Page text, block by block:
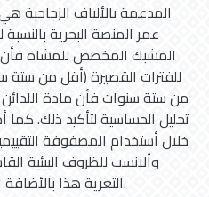
المدعمة بالألياف
عمر المنصة البحرية بالنسبة
المشبك المخصص للمشاة فأن
للفترات القصيرة (أقل من ستة
من ستة سنوات فأن مادة
تحليل الحساسية لتأكيد ذلك.
خلال أستخدام المصفوفة
وألانسب للظروف البيئية
التعرية هذا بالأضافة الى خفة وزنها مقارنة بالمعادن.